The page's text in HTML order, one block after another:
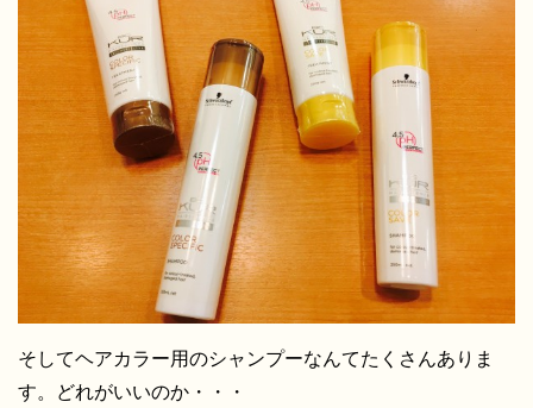
そしてヘアカラー用のシャンプーなんてたくさんありま
す。どれがいいのか・・・